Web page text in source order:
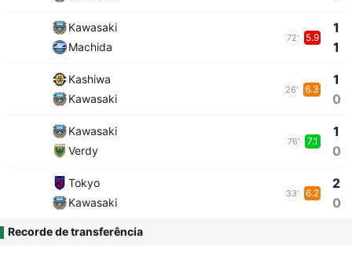
Kawasaki
Machida
72' 5.9
1
1
Kashiwa
Kawasaki
26' 6.3
1
0
Kawasaki
Verdy
76' 7.1
1
0
Tokyo
Kawasaki
33' 6.2
2
0
Recorde de transferência